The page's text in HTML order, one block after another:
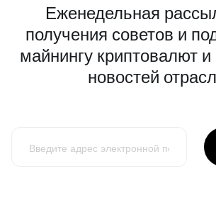
Еженедельная
получения советов и
майнингу криптовалют
новостей